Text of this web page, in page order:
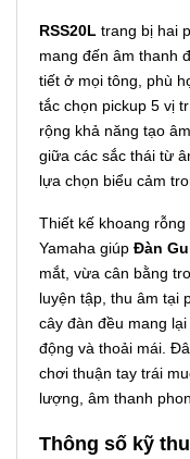
RSS20L trang bị hai
mang đến âm thanh
tiết ở mọi tông, phù
tắc chọn pickup 5 vị
rộng khả năng tạo
giữa các sắc thái từ
lựa chọn biểu cảm
Thiết kế khoang
Yamaha giúp Đàn
mắt, vừa cân bằng
luyện tập, thu âm tại
cây đàn đều mang
động và thoải mái.
chơi thuận tay trái
lượng, âm thanh
Thông số kỹ